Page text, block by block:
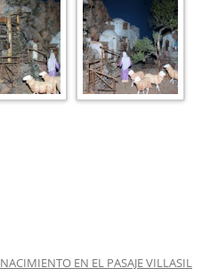
NACIMIENTO EN EL PASAJE VILLASIL